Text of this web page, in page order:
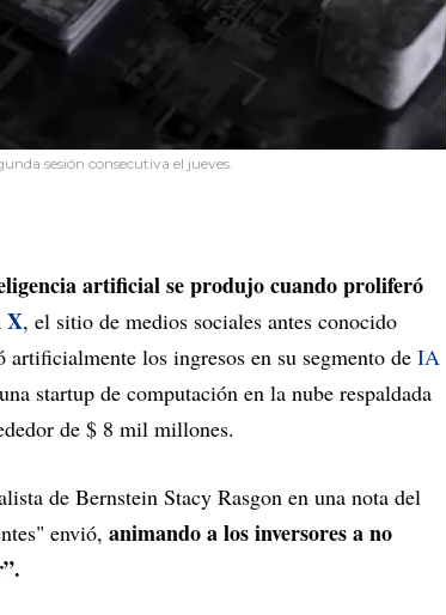
sesión consecutiva el jueves.
artificial se produjo cuando proliferó
X, el sitio de medios sociales antes conocido
los ingresos en su segmento de IA
startup de computación en la nube respaldada
de $ 8 mil millones.
de Bernstein Stacy Rasgon en una nota del
envió, animando a los inversores a no